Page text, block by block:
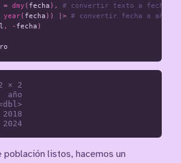
= dmy ( fecha ),
# convertir texto a fecha
year( fecha )) |> # convertir fecha a años
, - fecha )
× 2
año
población listos, hacemos un